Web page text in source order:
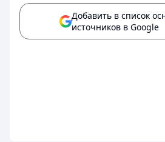
Добавить в список
источников в Google